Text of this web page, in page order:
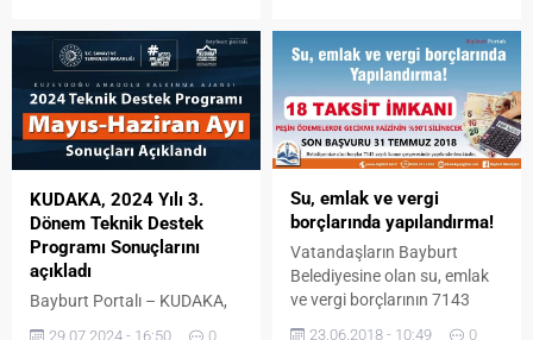
Rehabilitasyon Merkezini
ziyaret etti.
Fen Lisesinin düzenlediği
görsel sanatlar sergisi; İl Milli
Eğitim Müdürü Rahmi Güney,
İl Milli Eğitim Müdürlüğü
yöneticileri, okul müdürleri,
öğretmenler ve öğrencilerin
katılımıyla açıldı. Açılış töreni
sonrasında öğrencilerin
KUDAKA, 2024 Yılı 3.
Dönem Teknik Destek
Programı Sonuçlarını
açıkladı
Bayburt Portalı – KUDAKA,
2024 Yılı Teknik Destek
29.07.2024 - 16:50 0
Su, emlak ve vergi
borçlarında yapılandırma!
Vatandaşların Bayburt
Belediyesine olan su, emlak
ve vergi borçlarının 7143
23.06.2018 - 10:49 0